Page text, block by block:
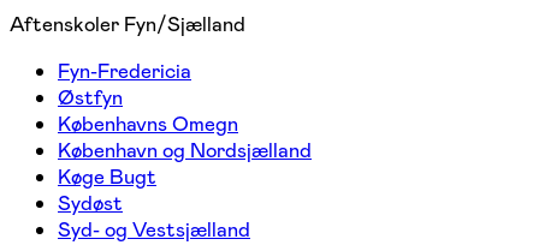
Aftenskoler Fyn/Sjælland
Fyn-Fredericia
Østfyn
Københavns Omegn
København og Nordsjælland
Køge Bugt
Sydøst
Syd- og Vestsjælland